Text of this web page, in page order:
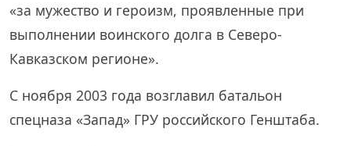
«за мужество и героизм, проявленные при
выполнении воинского долга в Северо-
Кавказском регионе».
С ноября 2003 года возглавил батальон
спецназа «Запад» ГРУ российского Генштаба.